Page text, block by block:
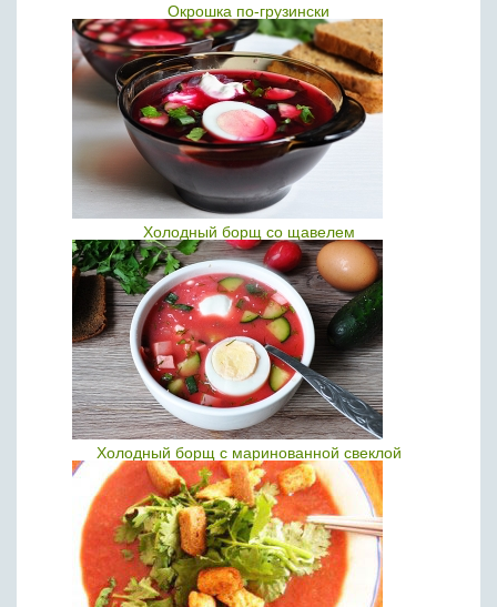
Окрошка по-грузински
Холодный борщ со щавелем
Холодный борщ с маринованной свеклой